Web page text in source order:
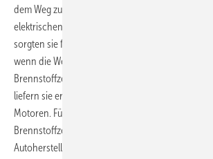
dem Weg zum Mond und zurück, konnten
elektrischen Leistungen um 1000 Watt sich
sorgten sie für die Trinkwasserversorgung der
wenn die Weltmeere unauffällig durchpflügt
Brennstoffzellen als Energielieferanten ein
liefern sie erfolgreich und unauffällig Strom für
Motoren. Für die zivile Nutzung wird die
Brennstoffzelle von etablierten
Autoherstellern vorangetrieben. Doch die Technik